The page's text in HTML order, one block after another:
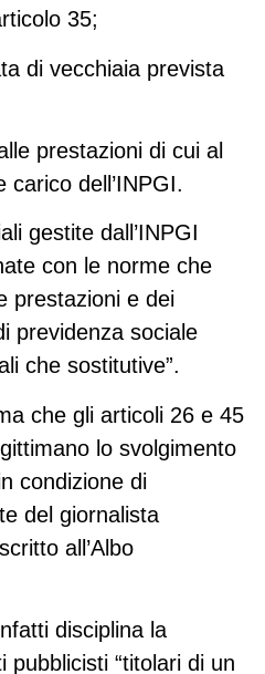
35;
di vecchiaia prevista
prestazioni di cui al
dell’INPGI.
gestite dall’INPGI
con le norme che
prestazioni e dei
previdenza sociale
che sostitutive”.
che gli articoli 26 e 45
lo svolgimento
condizione di
del giornalista
all’Albo
disciplina la
pubblicisti “titolari di un